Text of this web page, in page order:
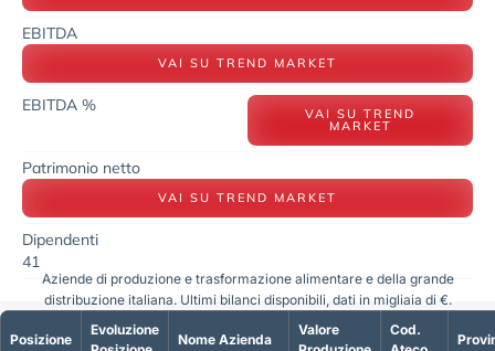
EBITDA
VAI SU TREND MARKET
EBITDA % VAI SU TREND
MARKET
Patrimonio netto
VAI SU TREND MARKET
Dipendenti
41
Posizione
Evoluzione
Nome Azienda
Valore
Cod.
Aziende di produzione e trasformazione alimentare e della grande
distribuzione italiana. Ultimi bilanci disponibili, dati in migliaia di €.